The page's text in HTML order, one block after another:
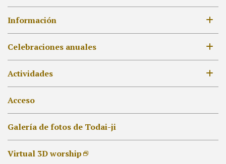
Siglo VIII
Siglos XII a XIV
Siglos XVII a XVIII
Siglo XIX en adelante
Información
Horario de apertura,Tarifas de admisión
MAPA
Pabellón del Gran Buda
Hokke-dō
Otro Pabellón
Celebraciones anuales
Lista de celebraciones anuales
Actividades
Colecciona Goshuin
Shakyō y Shabutsu
[ES]外部リンク他
Acceso
Galería de fotos de Todai-ji
Virtual 3D worship